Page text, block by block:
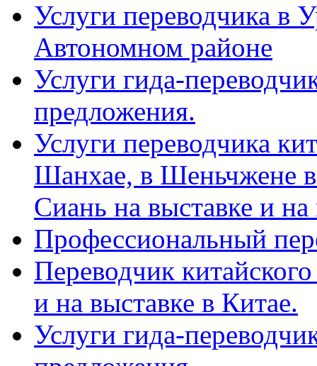
Услуги переводчика в
Автономном районе
Услуги гида-
предложения.
Услуги переводчика
Шанхае, в Шеньчжене
Сиань на выставке и
Профессиональный
Переводчик
и на выставке в Китае.
Услуги гида-